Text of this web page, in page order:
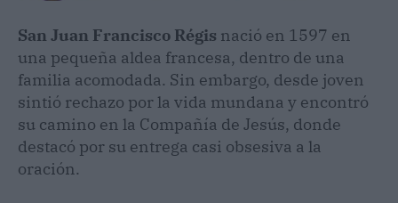
San Juan Francisco Régis nació en 1597 en
una pequeña aldea francesa, dentro de una
familia acomodada. Sin embargo, desde joven
sintió rechazo por la vida mundana y encontró
su camino en la Compañía de Jesús, donde
destacó por su entrega casi obsesiva a la
oración.